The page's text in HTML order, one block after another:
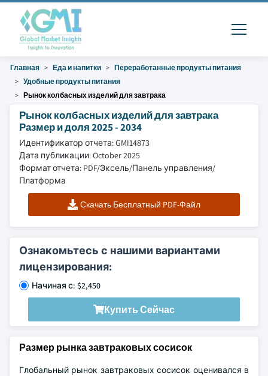
Главная Еда и напитки
Переработанные продукты питания
Удобные продукты питания
Рынок колбасных изделий для завтрака
Рынок колбасных изделий для завтрака
Размер и доля 2025 - 2034
Идентификатор отчета: GMI14873
Дата публикации: October 2025
Формат отчета: PDF/Эксель/Панель управления/
Платформа
Скачать Бесплатный PDF-Файл
Ознакомьтесь с нашими вариантами
лицензирования:
Начиная с: $2,450
Купить Сейчас
Размер рынка завтраковых сосисок
Глобальный рынок завтраковых сосисок оценивался в